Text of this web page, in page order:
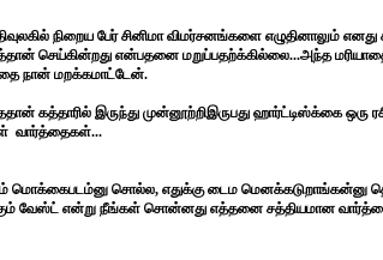
நிறைய பேர் சினிமா விமர்சனங்களை எழுதினாலும் எனது
செய்கின்றது என்பதனை மறுப்பதற்க்கில்லை...அந்த
நான் மறக்கமாட்டேன்.
கத்தாரில் இருந்து முன்னூற்றிஇருபது ஹார்ட்டிஸ்க்கை ஒரு
வார்த்தைகள்...
மொக்கைபடம்னு சொல்ல, எதுக்கு டைம மெனக்கடுறாங்கன்னு
வேஸ்ட் என்று நீங்கள் சொன்னது எத்தனை சத்தியமான